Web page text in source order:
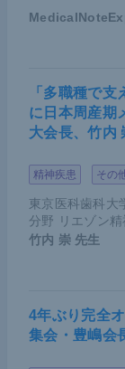
は、やはり認
胃がん治
腫瘍や患者の
の進歩によっ
置されてしま
いけない。ス
「多職種で
に日本周産
大会長、竹内
精神疾患 その
東京医科歯科大
分野 リエゾン
竹内 崇 先生
4年ぶり完全
集会・豊嶋会